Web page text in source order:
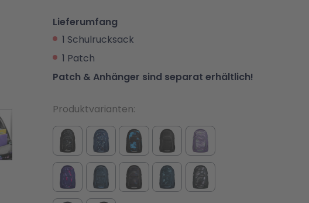
Lieferumfang
1 Schulrucksack
1 Patch
Patch & Anhänger sind separat erhältlich!
Produktvarianten